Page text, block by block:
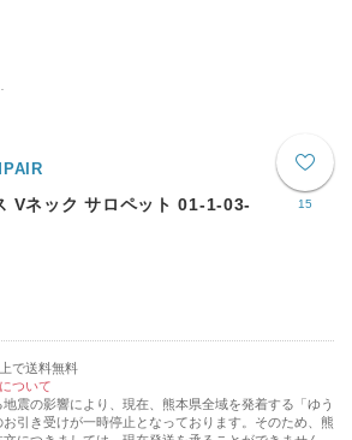
15
Vネック サロペット 01-1-03-
で送料無料
ついて
震の影響により、現在、熊本県全域を発着する「ゆう
引き受けが一時停止となっております。そのため、熊